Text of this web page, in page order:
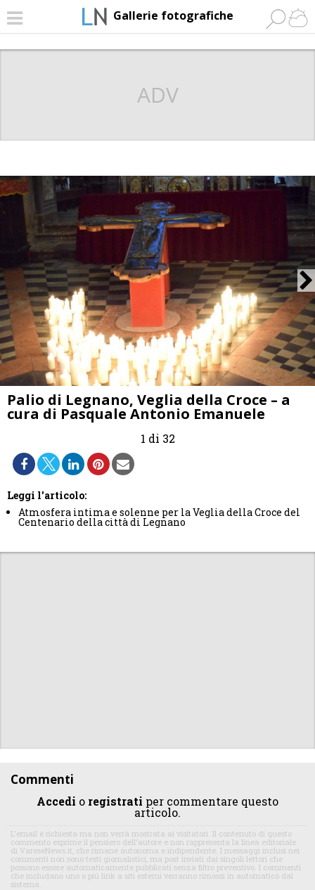
Gallerie fotografiche
ADV
Palio di Legnano, Veglia della Croce – a
cura di Pasquale Antonio Emanuele
1 di 32
Leggi l'articolo:
Atmosfera intima e solenne per la Veglia della Croce del
Centenario della città di Legnano
Commenti
Accedi o registrati per commentare questo
articolo.
L'email è richiesta ma non verrà mostrata ai visitatori. Il contenuto di questo
commento esprime il pensiero dell'autore e non rappresenta la linea editoriale
di VareseNews.it, che rimane autonoma e indipendente. I messaggi inclusi nei
commenti non sono testi giornalistici, ma post inviati dai singoli lettori che
possono essere automaticamente pubblicati senza filtro preventivo. I commenti
che includano uno o più link a siti esterni verranno rimossi in automatico dal
sistema.